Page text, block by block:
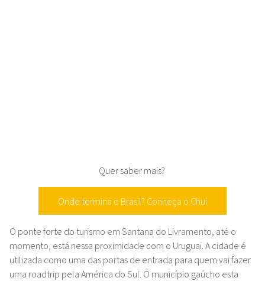
Quer saber mais?
Onde termina o Brasil? Conheça o Chuí
O ponte forte do turismo em Santana do Livramento, até o
momento, está nessa proximidade com o Uruguai. A cidade é
utilizada como uma das portas de entrada para quem vai fazer
uma roadtrip pela América do Sul. O município gaúcho esta